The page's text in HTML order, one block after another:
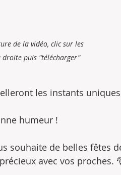
de la vidéo, clic sur les
puis "télécharger"
les instants
humeur !
souhaite de belles fêtes
avec vos proches.